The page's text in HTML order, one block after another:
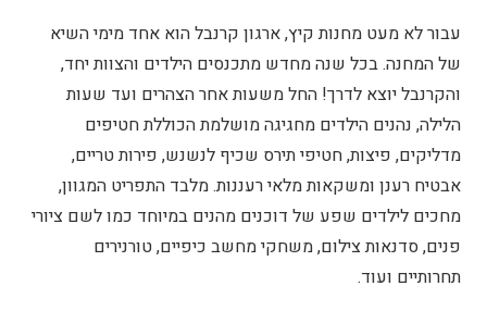
עבור לא מעט מחנות קיץ, ארגון קרנבל הוא אחד מימי השיא
של המחנה. בכל שנה מחדש מתכנסים הילדים והצוות יחד,
והקרנבל יוצא לדרך! החל משעות אחר הצהרים ועד שעות
הלילה, נהנים הילדים מחגיגה מושלמת הכוללת חטיפים
מדליקים, פיצות, חטיפי תירס שכיף לנשנש, פירות טריים,
אבטיח רענן ומשקאות מלאי רעננות. מלבד התפריט המגוון,
מחכים לילדים שפע של דוכנים מהנים במיוחד כמו לשם ציורי
פנים, סדנאות צילום, משחקי מחשב כיפיים, טורנירים
תחרותיים ועוד.